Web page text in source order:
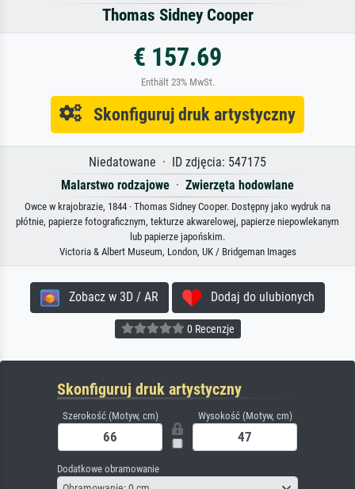
Thomas Sidney Cooper
€ 157.69
Enthält 23% MwSt.
Skonfiguruj druk artystyczny
Niedatowane · ID zdjęcia: 547175
Malarstwo rodzajowe · Zwierzęta hodowlane
Owce w krajobrazie, 1844 · Thomas Sidney Cooper. Dostępny jako wydruk na
płótnie, papierze fotograficznym, tekturze akwarelowej, papierze niepowlekanym
lub papierze japońskim.
Victoria & Albert Museum, London, UK / Bridgeman Images
Zobacz w 3D / AR Dodaj do ulubionych
0 Recenzje
Skonfiguruj druk artystyczny
Szerokość (Motyw, cm) Wysokość (Motyw, cm)
Dodatkowe obramowanie